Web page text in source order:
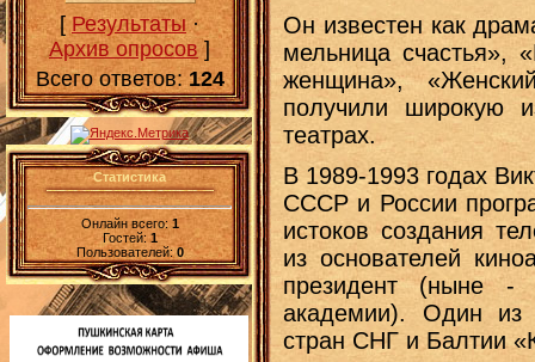
[Результаты·
Архив опросов]
Всего ответов: 124
Статистика
Онлайн всего:1
Гостей:1
Пользователей: 0
Он известен как
мельница счастья»,
женщина»,
получили широкую
театрах.
В 1989-1993 годах
СССР и России
истоков создания
из основателей
президент (ныне -
академии). Один из
стран СНГ и Балтии